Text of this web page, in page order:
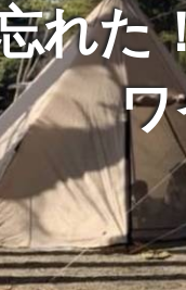
れた